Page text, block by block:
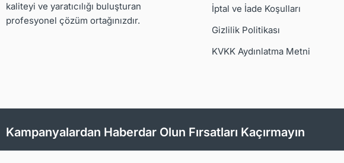
kaliteyi ve yaratıcılığı buluşturan
profesyonel çözüm ortağınızdır.
İptal ve İade Koşulları
Gizlilik Politikası
KVKK Aydınlatma Metni
Kampanyalardan Haberdar Olun Fırsatları Kaçırmayın